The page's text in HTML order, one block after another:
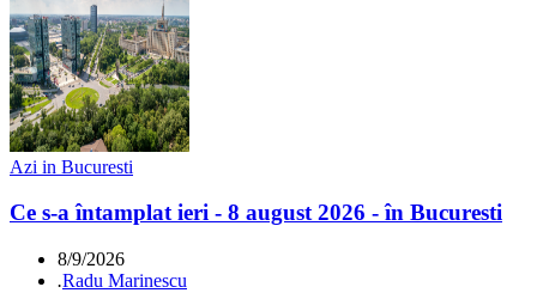
Azi in Bucuresti
Ce s-a întamplat ieri - 8 august 2026 - în Bucuresti
8/9/2026
.Radu Marinescu